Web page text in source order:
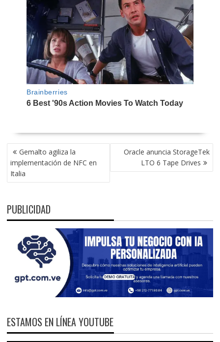
NAVEGACIÓN
DE
ENTRADAS
Gemalto agiliza la
implementación de NFC en
Italia
Oracle anuncia StorageTek
LTO 6 Tape Drives
PUBLICIDAD
ESTAMOS EN LÍNEA YOUTUBE